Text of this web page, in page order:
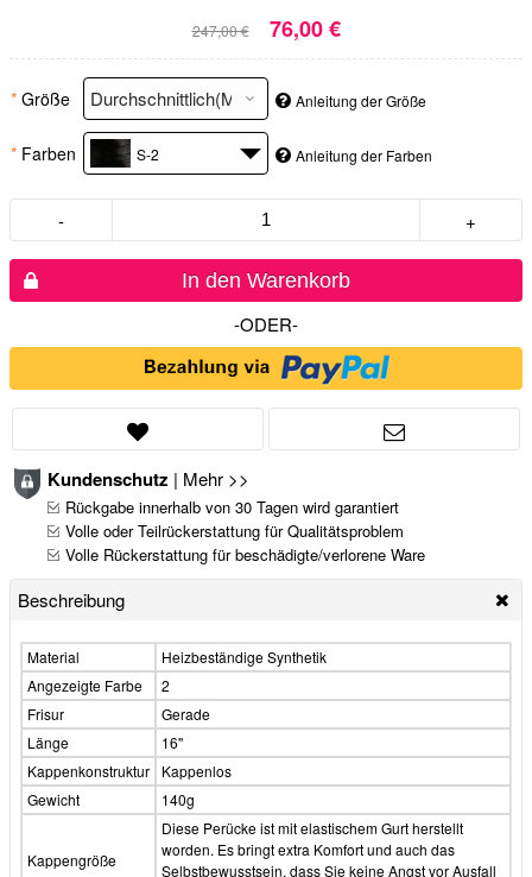
247,00 € 76,00 €
* Größe Anleitung der Größe
* Farben S-2 Anleitung der Farben
- +
In den Warenkorb
-ODER-
Kundenschutz | Mehr >>
Rückgabe innerhalb von 30 Tagen wird garantiert
Volle oder Teilrückerstattung für Qualitätsproblem
Volle Rückerstattung für beschädigte/verlorene Ware
Beschreibung
Material
Heizbeständige Synthetik
Angezeigte Farbe
2
Frisur
Gerade
Länge
16"
Kappenkonstruktur
Kappenlos
Gewicht
140g
Kappengröße
Diese Perücke ist mit elastischem Gurt herstellt
worden. Es bringt extra Komfort und auch das
Selbstbewusstsein, dass Sie keine Angst vor Ausfall